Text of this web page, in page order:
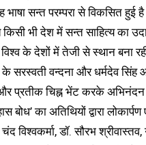
भाषा सन्त परम्परा से विकसित
किसी भी देश में सन्त साहित्य का
के देशों में तेजी से स्थान बना
के सरस्वती वन्दना और धर्मदेव
और प्रतीक चिह्न भेंट करके
बोध’ का अतिथियों द्वारा
विश्वकर्मा, डॉ. सौरभ श्रीवास्तव,